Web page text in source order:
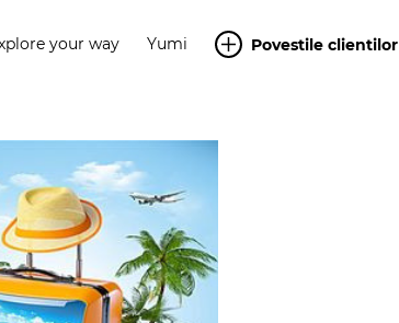
your way Yumi Povestile clientilor